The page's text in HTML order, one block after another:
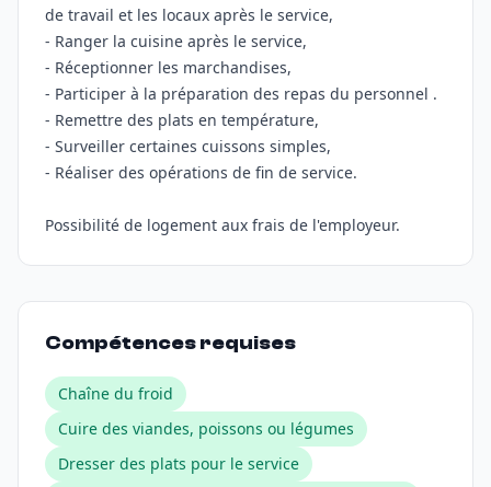
de travail et les locaux après le service,
- Ranger la cuisine après le service,
- Réceptionner les marchandises,
- Participer à la préparation des repas du personnel .
- Remettre des plats en température,
- Surveiller certaines cuissons simples,
- Réaliser des opérations de fin de service.
Possibilité de logement aux frais de l'employeur.
Compétences requises
Chaîne du froid
Cuire des viandes, poissons ou légumes
Dresser des plats pour le service